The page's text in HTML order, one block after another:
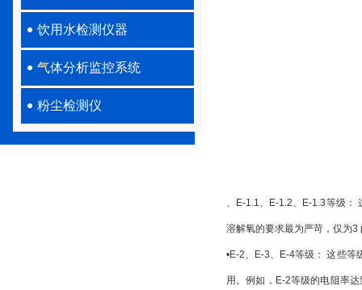
饮用水检测仪器
气体分析监控系统
粉尘检测仪
、E-1.1、E-1.2、E-1.3等级：
溶解氧的要求最为严苛，仅为
•E-2、E-3、E-4等级： 这些等
用。例如，E-2等级的电阻率